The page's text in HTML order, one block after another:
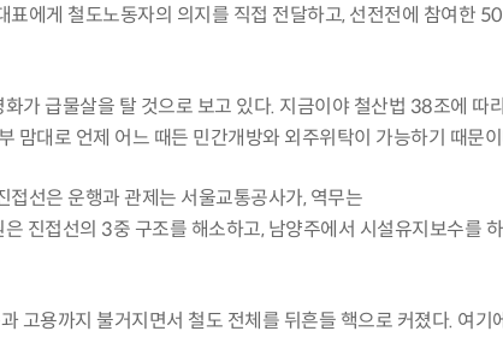
표에게 철도노동자의 의지를 직접 전달하고,선전전에 참여한 50
가 급물살을 탈 것으로 보고 있다. 지금이야 철산법 38조에 따
맘대로 언제 어느 때든 민간개방와 외주위탁이 가능하기 때문
접선은 운행과 관제는 서울교통공사가,역무는
진접선의 3중 구조를 해소하고,남양주에서 시설유지보수를
고용까지 불거지면서 철도 전체를 뒤흔들 핵으로 커졌다. 여기